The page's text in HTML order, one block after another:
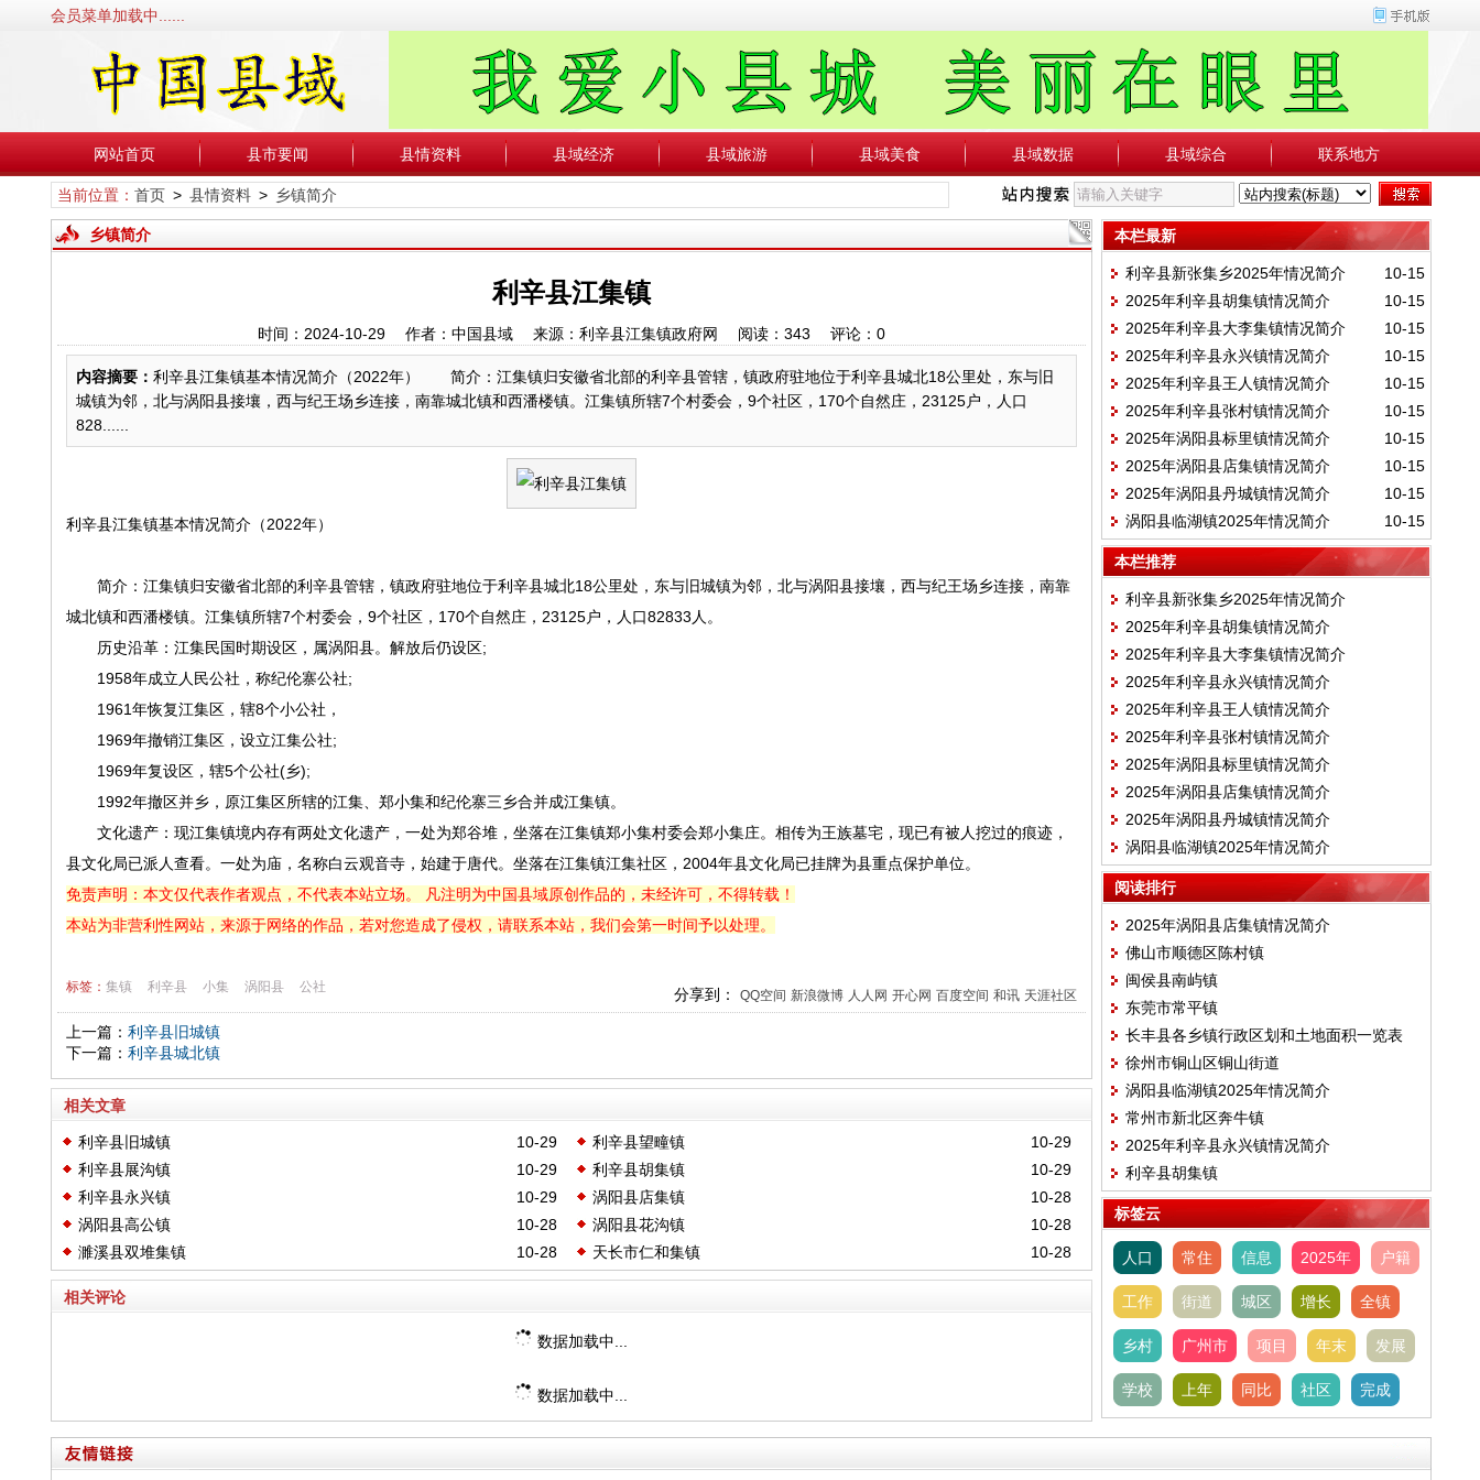
会员菜单加载中......
网站首页 县市要闻 县情资料 县域经济 县域旅游 县域美食 县域数据 县域综合 联系地方
当前位置： 首页> 县情资料> 乡镇简介
乡镇简介
利辛县江集镇
时间：2024-10-29 作者：中国县域 来源：利辛县江集镇政府网 阅读： 343 评论： 0
内容摘要： 利辛县江集镇基本情况简介（2022年） 简介：江集镇归安徽省北部的利辛县管辖，镇政府驻地位于利辛县城北18公里处，东与旧
城镇为邻，北与涡阳县接壤，西与纪王场乡连接，南靠城北镇和西潘楼镇。江集镇所辖7个村委会，9个社区，170个自然庄，23125户，人口
828......
利辛县江集镇基本情况简介（2022年）
简介：江集镇归安徽省北部的利辛县管辖，镇政府驻地位于利辛县城北18公里处，东与旧城镇为邻，北与涡阳县接壤，西与纪王场乡连接，南靠
城北镇和西潘楼镇。江集镇所辖7个村委会，9个社区，170个自然庄，23125户，人口82833人。
历史沿革：江集民国时期设区，属涡阳县。解放后仍设区;
1958年成立人民公社，称纪伦寨公社;
1961年恢复江集区，辖8个小公社，
1969年撤销江集区，设立江集公社;
1969年复设区，辖5个公社(乡);
1992年撤区并乡，原江集区所辖的江集、郑小集和纪伦寨三乡合并成江集镇。
文化遗产：现江集镇境内存有两处文化遗产，一处为郑谷堆，坐落在江集镇郑小集村委会郑小集庄。相传为王族墓宅，现已有被人挖过的痕迹，
县文化局已派人查看。一处为庙，名称白云观音寺，始建于唐代。坐落在江集镇江集社区，2004年县文化局已挂牌为县重点保护单位。
免责声明：本文仅代表作者观点，不代表本站立场。 凡注明为中国县域原创作品的，未经许可，不得转载！
本站为非营利性网站，来源于网络的作品，若对您造成了侵权，请联系本站，我们会第一时间予以处理。
标签： 集镇 利辛县 小集 涡阳县 公社 分享到： QQ空间 新浪微博 人人网 开心网 百度空间 和讯 天涯社区
上一篇： 利辛县旧城镇
下一篇： 利辛县城北镇
相关文章
10-29
利辛县旧城镇 10-29
利辛县望疃镇
10-29
利辛县展沟镇 10-29
利辛县胡集镇
10-29
利辛县永兴镇 10-28
涡阳县店集镇
10-28
涡阳县高公镇 10-28
涡阳县花沟镇
10-28
濉溪县双堆集镇 10-28
天长市仁和集镇
相关评论
数据加载中...
数据加载中...
本栏最新
10-15
利辛县新张集乡2025年情况简介
10-15
2025年利辛县胡集镇情况简介
10-15
2025年利辛县大李集镇情况简介
10-15
2025年利辛县永兴镇情况简介
10-15
2025年利辛县王人镇情况简介
10-15
2025年利辛县张村镇情况简介
10-15
2025年涡阳县标里镇情况简介
10-15
2025年涡阳县店集镇情况简介
10-15
2025年涡阳县丹城镇情况简介
10-15
涡阳县临湖镇2025年情况简介
本栏推荐
利辛县新张集乡2025年情况简介
2025年利辛县胡集镇情况简介
2025年利辛县大李集镇情况简介
2025年利辛县永兴镇情况简介
2025年利辛县王人镇情况简介
2025年利辛县张村镇情况简介
2025年涡阳县标里镇情况简介
2025年涡阳县店集镇情况简介
2025年涡阳县丹城镇情况简介
涡阳县临湖镇2025年情况简介
阅读排行
2025年涡阳县店集镇情况简介
佛山市顺德区陈村镇
闽侯县南屿镇
东莞市常平镇
长丰县各乡镇行政区划和土地面积一览表
(2024版）
徐州市铜山区铜山街道
涡阳县临湖镇2025年情况简介
常州市新北区奔牛镇
2025年利辛县永兴镇情况简介
利辛县胡集镇
标签云
人口 常住 信息 2025年 户籍
工作 街道 城区 增长 全镇
乡村 广州市 项目 年末 发展
学校 上年 同比 社区 完成